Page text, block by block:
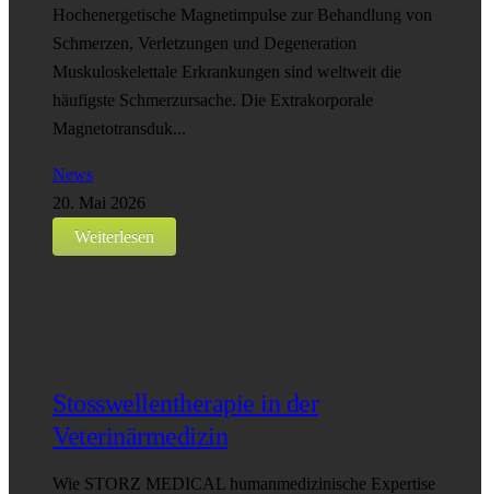
Hochenergetische Magnetimpulse zur Behandlung von
Schmerzen, Verletzungen und Degeneration
Muskuloskelettale Erkrankungen sind weltweit die
häufigste Schmerzursache. Die Extrakorporale
Magnetotransduk...
News
20. Mai 2026
Weiterlesen
Stosswellentherapie in der
Veterinärmedizin
Wie STORZ MEDICAL humanmedizinische Expertise